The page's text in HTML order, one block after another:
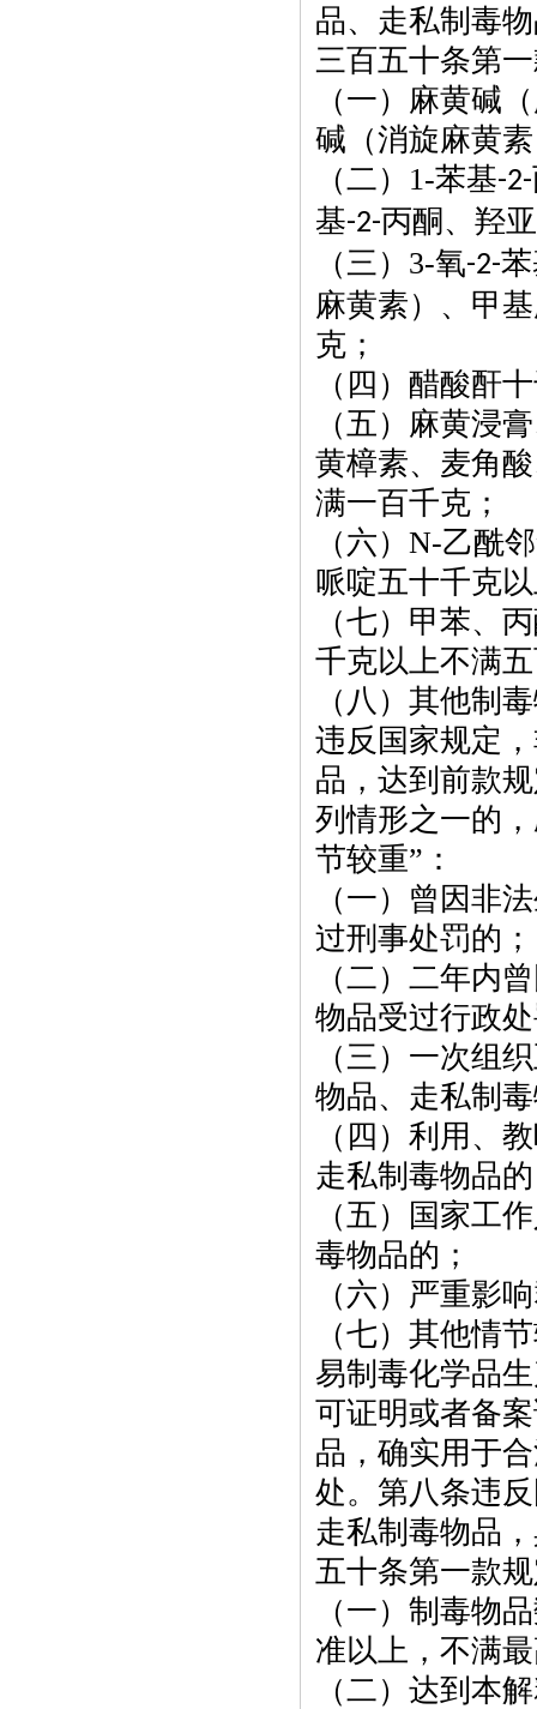
品、走私制毒
三百五十条第
（一）麻黄碱
碱（消旋麻黄
（二） 1-苯基-2-
基-2-丙酮、羟
（三） 3-氧-2-
麻黄素）、甲
克；
（四）醋酸酐
（五）麻黄浸
黄樟素、麦角
满一百千克；
（六）N-乙酰
哌啶五十千克
（七）甲苯、
千克以上不满
（八）其他制
违反国家规定
品，达到前款
列情形之一的
节较重”：
（一）曾因非
过刑事处罚的；
（二）二年内
物品受过行政
（三）一次组
物品、走私制
（四）利用、
走私制毒物品
（五）国家工
毒物品的；
（六）严重影
（七）其他情
易制毒化学品
可证明或者备
品，确实用于
处。第八条违
走私制毒物品
五十条第一款
（一）制毒物
准以上，不满
（二）达到本